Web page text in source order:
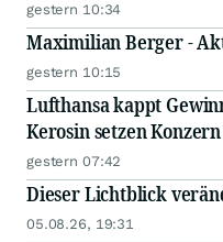
gestern 10:34
Maximilian Berger -
gestern 10:15
Lufthansa kappt
Kerosin setzen
gestern 07:42
Dieser Lichtblick
05.08.26, 19:31